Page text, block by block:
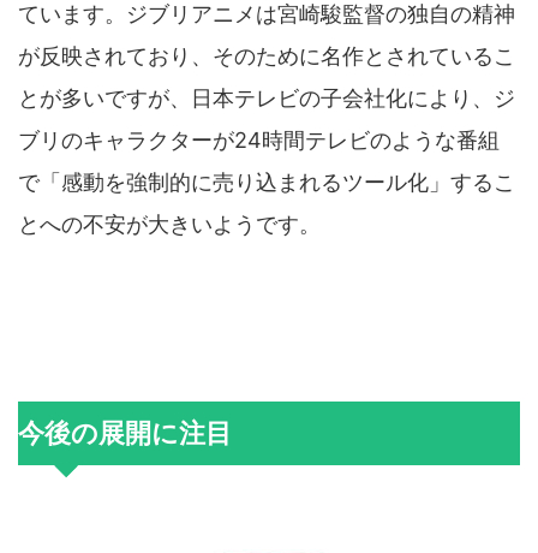
ています。ジブリアニメは宮崎駿監督の独自の精神
が反映されており、そのために名作とされているこ
とが多いですが、日本テレビの子会社化により、ジ
ブリのキャラクターが24時間テレビのような番組
で「感動を強制的に売り込まれるツール化」するこ
とへの不安が大きいようです。
今後の展開に注目